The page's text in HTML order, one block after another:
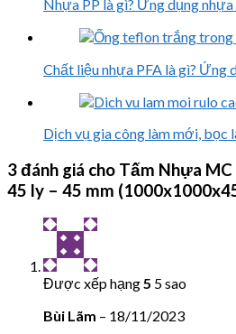
Nhựa PP là gì? Ứng dụng
Chất liệu nhựa PFA là gì? Ứng
Dịch vụ gia công làm mới, bọc
3 đánh giá cho Tấm Nhựa MC
45 ly – 45 mm
Được xếp hạng 5 5 sao
Bùi Lãm – 18/11/2023